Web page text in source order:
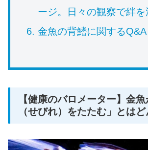
ージ。日々の観察で絆を
金魚の背鰭に関するQ&A
【健康のバロメーター】金
（せびれ）をたたむ」とは